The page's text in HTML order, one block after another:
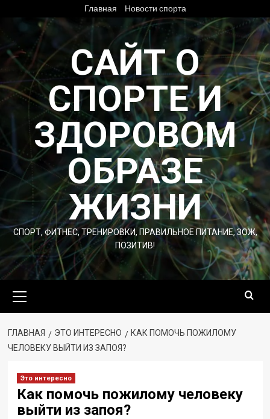
содержимому
Главная Новости спорта
САЙТ О
СПОРТЕ И
ЗДОРОВОМ
ОБРАЗЕ
ЖИЗНИ
СПОРТ, ФИТНЕС, ТРЕНИРОВКИ, ПРАВИЛЬНОЕ ПИТАНИЕ, ЗОЖ,
ПОЗИТИВ!
меню
ГЛАВНАЯ ЭТО ИНТЕРЕСНО
КАК ПОМОЧЬ ПОЖИЛОМУ
ЧЕЛОВЕКУ ВЫЙТИ ИЗ ЗАПОЯ?
Это интересно
Как помочь пожилому человеку
выйти из запоя?